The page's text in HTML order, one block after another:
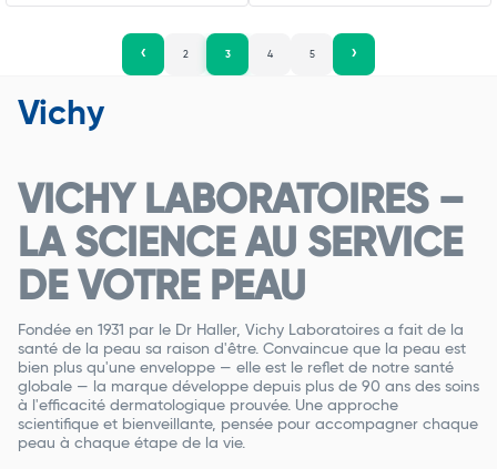
2 3 4 5
Vichy
VICHY LABORATOIRES –
LA SCIENCE AU SERVICE
DE VOTRE PEAU
Fondée en 1931 par le Dr Haller, Vichy Laboratoires a fait de la
santé de la peau sa raison d'être. Convaincue que la peau est
bien plus qu'une enveloppe — elle est le reflet de notre santé
globale — la marque développe depuis plus de 90 ans des soins
à l'efficacité dermatologique prouvée. Une approche
scientifique et bienveillante, pensée pour accompagner chaque
peau à chaque étape de la vie.